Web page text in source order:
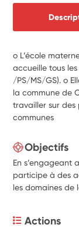
o L’école
accueille tous
/PS/MS/GS). o
la commune de
travailler sur des
communes
Objectifs
En s’engageant
participe à des
les domaines de
Actions